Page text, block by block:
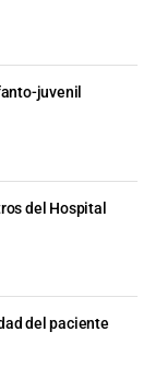
juvenil
del Hospital
del paciente